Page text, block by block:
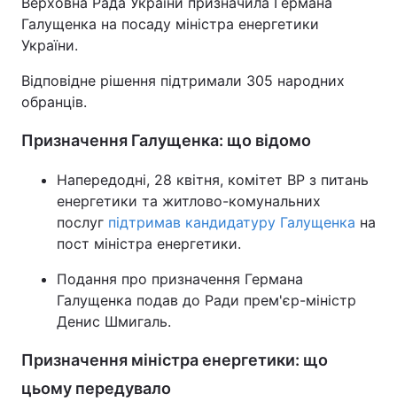
Головна Війна
Україна Політика
Економіка
Спорт Наука
Техно і зв'язок Лайт
Зброя Інциденти
Цікавинки Погода
Лонгріди
Галущенка на посаду міністра енергетики
України.
Відповідне рішення підтримали 305 народних
обранців.
Призначення Галущенка: що відомо
Напередодні, 28 квітня, комітет ВР з питань
енергетики та житлово-комунальних
послуг підтримав кандидатуру Галущенка на
пост міністра енергетики.
Подання про призначення Германа
Галущенка подав до Ради прем'єр-міністр
Денис Шмигаль.
Призначення міністра енергетики: що
цьому передувало